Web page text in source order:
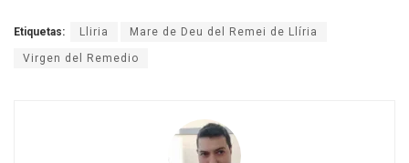
Etiquetas: Lliria Mare de Deu del Remei de Llíria
Virgen del Remedio